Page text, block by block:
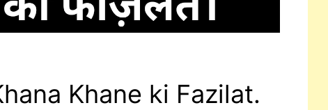
Khane ki Fazilat.